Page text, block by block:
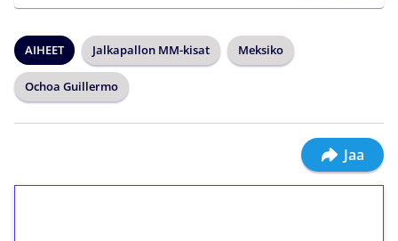
AIHEET Jalkapallon MM-kisat Meksiko
Ochoa Guillermo
Jaa